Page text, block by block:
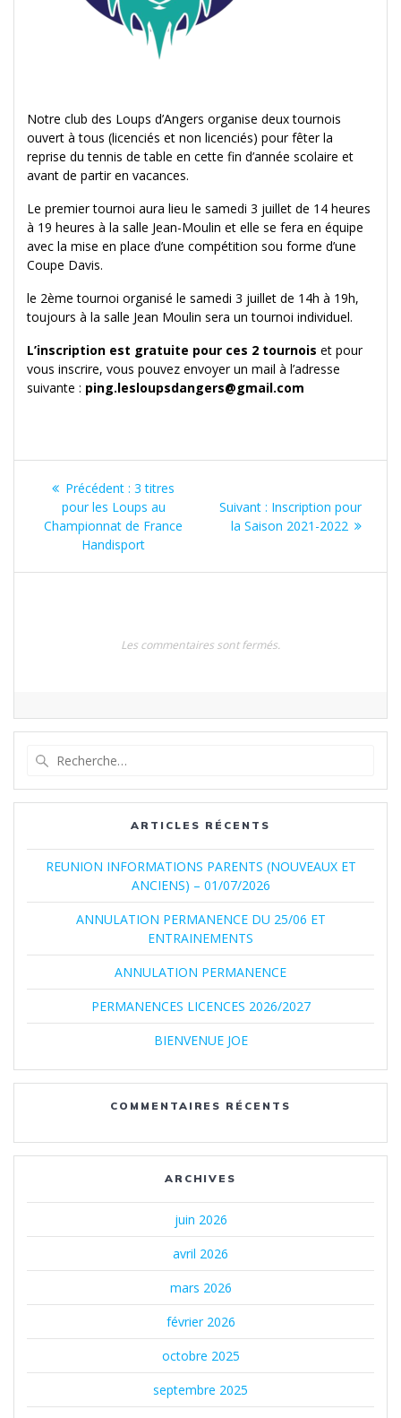
Notre club des Loups d’Angers organise deux tournois
ouvert à tous (licenciés et non licenciés) pour fêter la
reprise du tennis de table en cette fin d’année scolaire et
avant de partir en vacances.
Le premier tournoi aura lieu le samedi 3 juillet de 14 heures
à 19 heures à la salle Jean-Moulin et elle se fera en équipe
avec la mise en place d’une compétition sou forme d’une
Coupe Davis.
le 2ème tournoi organisé le samedi 3 juillet de 14h à 19h,
toujours à la salle Jean Moulin sera un tournoi individuel.
L’inscription est gratuite pour ces 2 tournois et pour
vous inscrire, vous pouvez envoyer un mail à l’adresse
suivante : ping.lesloupsdangers@gmail.com
Navigation
de
l’article
Précédent : Article
précédent
:
3 titres
pour les Loups au
Championnat de France
Handisport
Suivant : Article
suivant
Inscription pour
la Saison 2021-2022
Les commentaires sont fermés.
:
ARTICLES RÉCENTS
REUNION INFORMATIONS PARENTS (NOUVEAUX ET
ANCIENS) – 01/07/2026
ANNULATION PERMANENCE DU 25/06 ET
ENTRAINEMENTS
ANNULATION PERMANENCE
PERMANENCES LICENCES 2026/2027
BIENVENUE JOE
COMMENTAIRES RÉCENTS
ARCHIVES
juin 2026
avril 2026
mars 2026
février 2026
octobre 2025
septembre 2025